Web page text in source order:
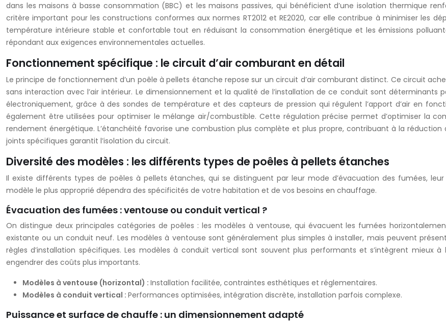
dans les maisons à basse consommation (BBC) et les maisons passives, qui bénéficient d’une isolation thermique
critère important pour les constructions conformes aux normes RT2012 et RE2020, car elle contribue à minimiser les
température intérieure stable et confortable tout en réduisant la consommation énergétique et les émissions
répondant aux exigences environnementales actuelles.
Fonctionnement spécifique : le circuit d’air comburant en détail
Le principe de fonctionnement d’un poêle à pellets étanche repose sur un circuit d’air comburant distinct. Ce circuit
sans interaction avec l’air intérieur. Le dimensionnement et la qualité de l’installation de ce conduit sont
électroniquement, grâce à des sondes de température et des capteurs de pression qui régulent l’apport d’air en
également être utilisées pour optimiser le mélange air/combustible. Cette régulation précise permet d’optimiser la
rendement énergétique. L’étanchéité favorise une combustion plus complète et plus propre, contribuant à la réduction
joints spécifiques garantit l’isolation du circuit.
Diversité des modèles : les différents types de poêles à pellets étanches
Il existe différents types de poêles à pellets étanches, qui se distinguent par leur mode d’évacuation des fumées,
modèle le plus approprié dépendra des spécificités de votre habitation et de vos besoins en chauffage.
Évacuation des fumées : ventouse ou conduit vertical ?
On distingue deux principales catégories de poêles : les modèles à ventouse, qui évacuent les fumées
existante ou un conduit neuf. Les modèles à ventouse sont généralement plus simples à installer, mais peuvent
règles d’installation spécifiques. Les modèles à conduit vertical sont souvent plus performants et s’intègrent mieux
engendrer des coûts plus importants.
Modèles à ventouse (horizontal) : Installation facilitée, contraintes esthétiques et réglementaires.
Modèles à conduit vertical : Performances optimisées, intégration discrète, installation parfois complexe.
Puissance et surface de chauffe : un dimensionnement adapté